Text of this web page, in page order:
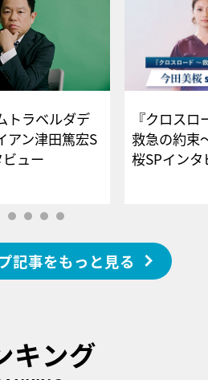
トラベルダデ
アン津田篤宏S
タビュー
『クロス
救急の約束
桜SPイ
記事をもっと見る
キング